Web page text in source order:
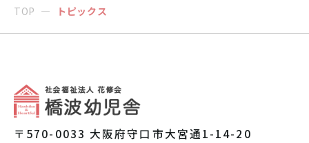
TOP トピックス
〒570-0033 大阪府守口市大宮通1-14-20